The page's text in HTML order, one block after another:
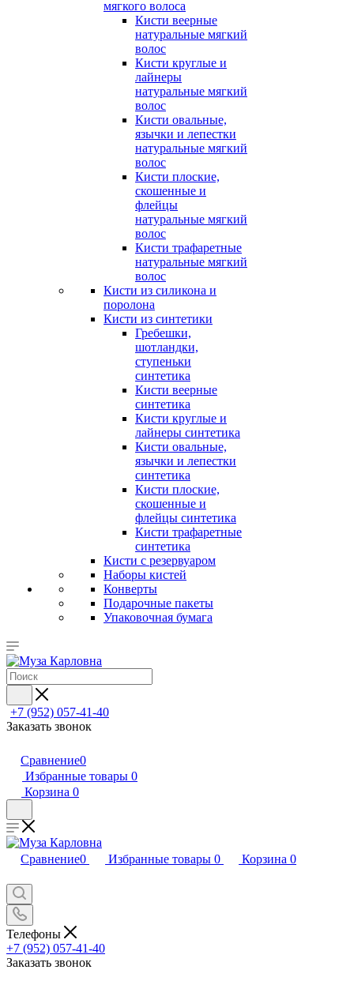
мягкого волоса
Кисти веерные
натуральные мягкий
волос
Кисти круглые и
лайнеры
натуральные мягкий
волос
Кисти овальные,
язычки и лепестки
натуральные мягкий
волос
Кисти плоские,
скошенные и
флейцы
натуральные мягкий
волос
Кисти трафаретные
натуральные мягкий
волос
Кисти из силикона и
поролона
Кисти из синтетики
Гребешки,
шотландки,
ступеньки
синтетика
Кисти веерные
синтетика
Кисти круглые и
лайнеры синтетика
Кисти овальные,
язычки и лепестки
синтетика
Кисти плоские,
скошенные и
флейцы синтетика
Кисти трафаретные
синтетика
Кисти с резервуаром
Наборы кистей
Конверты
Подарочные пакеты
Упаковочная бумага
+7 (952) 057-41-40
Заказать звонок
Сравнение0
Избранные товары 0
Корзина 0
Сравнение0 Избранные товары 0 Корзина 0
Телефоны
+7 (952) 057-41-40
Заказать звонок